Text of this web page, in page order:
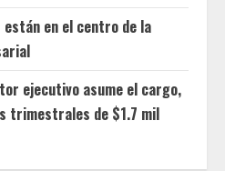
en el centro de la
ejecutivo asume el cargo,
trimestrales de $1.7 mil